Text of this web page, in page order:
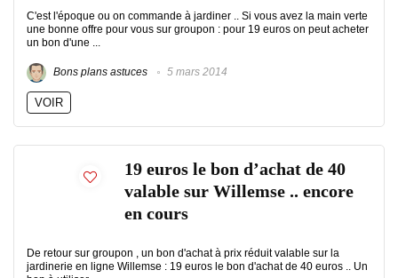
C'est l'époque ou on commande à jardiner .. Si vous avez la main verte
une bonne offre pour vous sur groupon : pour 19 euros on peut acheter
un bon d'une ...
Bons plans astuces 5 mars 2014
VOIR
19 euros le bon d’achat de 40
valable sur Willemse .. encore
en cours
De retour sur groupon , un bon d'achat à prix réduit valable sur la
jardinerie en ligne Willemse : 19 euros le bon d'achat de 40 euros .. Un